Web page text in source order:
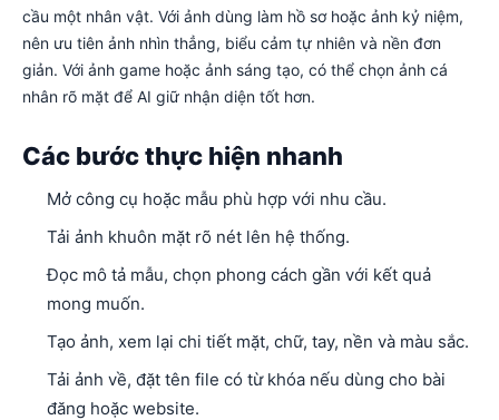
cầu một nhân vật. Với ảnh dùng làm hồ sơ hoặc ảnh kỷ niệm,
nên ưu tiên ảnh nhìn thẳng, biểu cảm tự nhiên và nền đơn
giản. Với ảnh game hoặc ảnh sáng tạo, có thể chọn ảnh cá
nhân rõ mặt để AI giữ nhận diện tốt hơn.
Các bước thực hiện nhanh
Mở công cụ hoặc mẫu phù hợp với nhu cầu.
Tải ảnh khuôn mặt rõ nét lên hệ thống.
Đọc mô tả mẫu, chọn phong cách gần với kết quả
mong muốn.
Tạo ảnh, xem lại chi tiết mặt, chữ, tay, nền và màu sắc.
Tải ảnh về, đặt tên file có từ khóa nếu dùng cho bài
đăng hoặc website.